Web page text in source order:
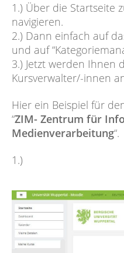
1.) Über die Startseite
navigieren.
2.) Dann einfach auf
und auf
3.) Jetzt werden Ihnen
Kursverwalter/-innen
Hier ein Beispiel für
“ZIM- Zentrum für
Medienverarbeitung“.
1.)